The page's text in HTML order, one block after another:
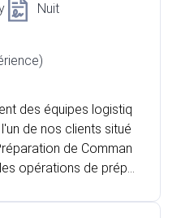
Nuit
des équipes logistiq
de nos clients situé
de Comman
opérations de prépa
une équipe d'enviro